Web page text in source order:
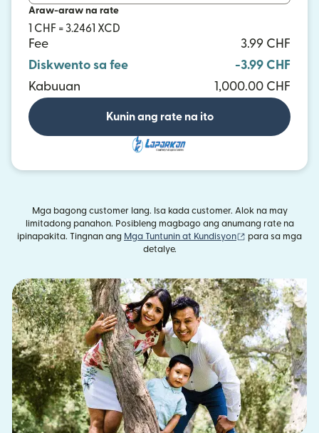
Araw-araw na rate
1 CHF = 3.2461 XCD
Fee
3.99 CHF
Diskwento sa fee
-3.99 CHF
Kabuuan
1,000.00 CHF
Kunin ang rate na ito
Mga bagong customer lang. Isa kada customer. Alok na may
limitadong panahon. Posibleng magbago ang anumang rate na
ipinapakita. Tingnan ang Mga Tuntunin at Kundisyon (bubukas sa
para sa mga
detalye.